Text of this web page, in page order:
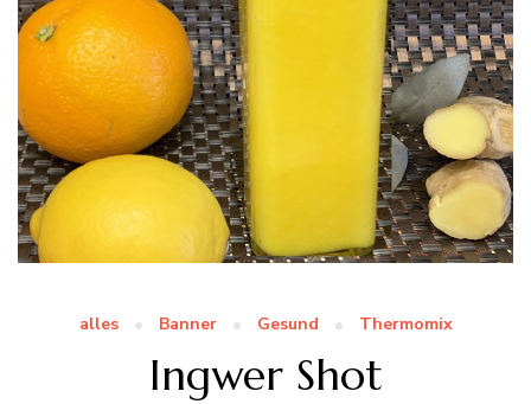
alles Banner Gesund Thermomix
Ingwer Shot